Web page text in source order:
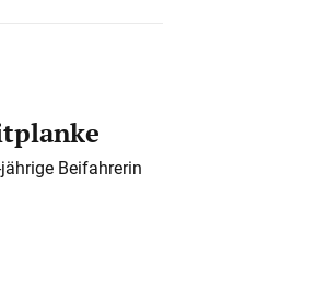
Beifahrerin